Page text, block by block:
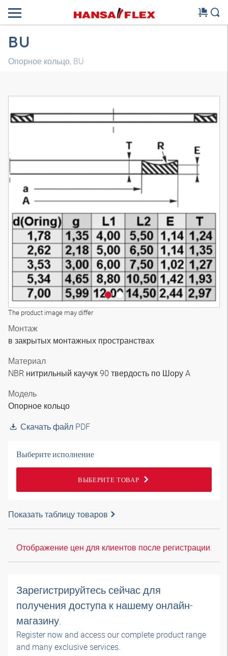
BU
Опорное кольцо, BU
The product image may differ
Монтаж
в закрытых монтажных пространствах
Материал
NBR нитрильный каучук 90 твердость по Шору A
Модель
Опорное кольцо
Скачать файл PDF
Выберите исполнение
ВЫБЕРИТЕ ТОВАР
Показать таблицу товаров
Отображение цен для клиентов после регистрации.
Зарегистрируйтесь сейчас для
получения доступа к нашему онлайн-
магазину.
Register now and access our complete product range
and many exclusive services.